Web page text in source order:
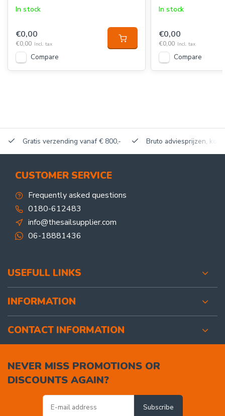
In stock
€0,00
€0,00 Incl. tax
Compare
In stock
€0,00
€0,00 Incl. tax
Compare
Gratis verzending vanaf € 800,- Bruto adviesprijzen,
CUSTOMER SERVICE
Frequently asked questions
0180-612483
info@thesailsupplier.com
06-18881436
USEFULL LINKS
INFORMATION
CONTACT INFORMATION
NEVER MISS PROMOTIONS OR
DISCOUNTS AGAIN?
Subscribe